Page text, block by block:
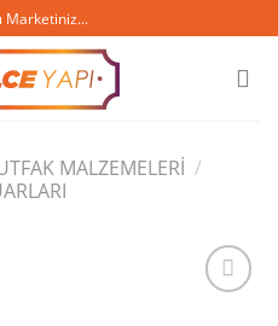
Marketiniz...
MALZEMELERI /